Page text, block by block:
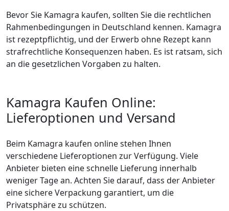
Bevor Sie Kamagra kaufen, sollten Sie die rechtlichen
Rahmenbedingungen in Deutschland kennen. Kamagra
ist rezeptpflichtig, und der Erwerb ohne Rezept kann
strafrechtliche Konsequenzen haben. Es ist ratsam, sich
an die gesetzlichen Vorgaben zu halten.
Kamagra Kaufen Online:
Lieferoptionen und Versand
Beim Kamagra kaufen online stehen Ihnen
verschiedene Lieferoptionen zur Verfügung. Viele
Anbieter bieten eine schnelle Lieferung innerhalb
weniger Tage an. Achten Sie darauf, dass der Anbieter
eine sichere Verpackung garantiert, um die
Privatsphäre zu schützen.